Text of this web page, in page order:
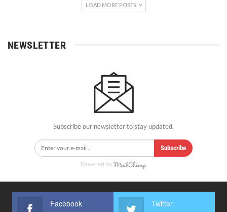
LOAD MORE POSTS
NEWSLETTER
Subscribe our newsletter to stay updated.
Subscribe
Powered by
Facebook Twitter